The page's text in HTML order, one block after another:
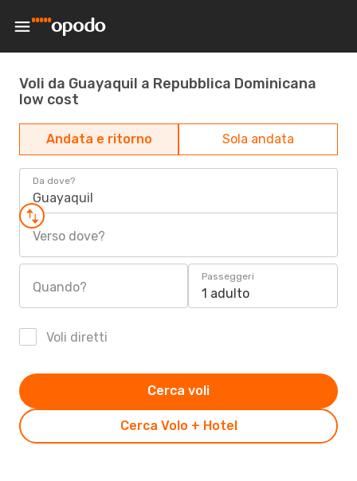
Voli da Guayaquil a Repubblica Dominicana
low cost
Andata e ritorno Sola andata
Da dove?
Guayaquil
Verso dove?
Quando?
Passeggeri
1 adulto
Voli diretti
Cerca Volo + Hotel
Cerca voli